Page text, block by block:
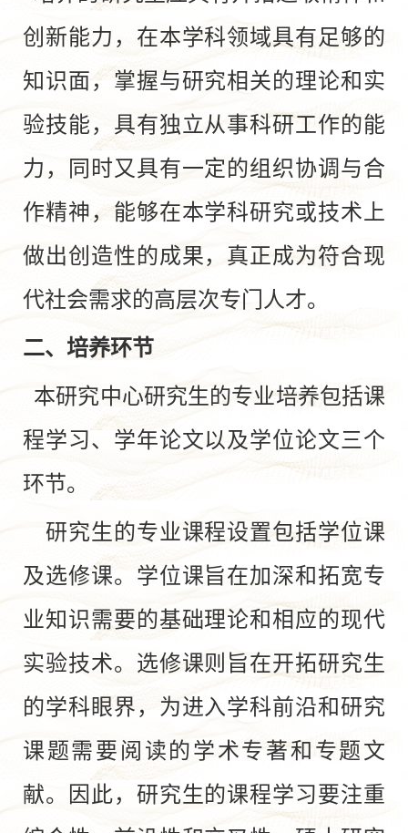
创新能力，在本学科领域具有足够的
知识面，掌握与研究相关的理论和实
验技能，具有独立从事科研工作的能
力，同时又具有一定的组织协调与合
作精神，能够在本学科研究或技术上
做出创造性的成果，真正成为符合现
代社会需求的高层次专门人才。
二、培养环节
本研究中心研究生的专业培养包括课
程学习、学年论文以及学位论文三个
环节。
研究生的专业课程设置包括学位课
及选修课。学位课旨在加深和拓宽专
业知识需要的基础理论和相应的现代
实验技术。选修课则旨在开拓研究生
的学科眼界，为进入学科前沿和研究
课题需要阅读的学术专著和专题文
献。因此，研究生的课程学习要注重